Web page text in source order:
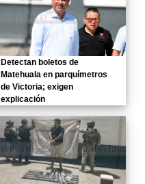
Detectan boletos de
Matehuala en parquímetros
de Victoria; exigen
explicación